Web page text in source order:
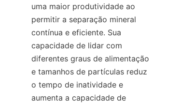
uma maior produtividade ao
permitir a separação mineral
contínua e eficiente. Sua
capacidade de lidar com
diferentes graus de alimentação
e tamanhos de partículas reduz
o tempo de inatividade e
aumenta a capacidade de